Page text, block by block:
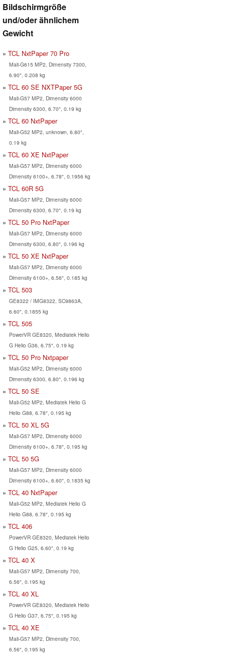
Bildschirmgröße
und/oder ähnlichem
Gewicht
TCL NxtPaper 70 Pro
Mali-G615 MP2, Dimensity 7300,
6.90", 0.208 kg
TCL 60 SE NXTPaper 5G
Mali-G57 MP2, Dimensity 6000
Dimensity 6300, 6.70", 0.19 kg
TCL 60 NxtPaper
Mali-G52 MP2, unknown, 6.80",
0.19 kg
TCL 60 XE NxtPaper
Mali-G57 MP2, Dimensity 6000
Dimensity 6100+, 6.78", 0.1956 kg
TCL 60R 5G
Mali-G57 MP2, Dimensity 6000
Dimensity 6300, 6.70", 0.19 kg
TCL 50 Pro NxtPaper
Mali-G57 MP2, Dimensity 6000
Dimensity 6300, 6.80", 0.196 kg
TCL 50 XE NxtPaper
Mali-G57 MP2, Dimensity 6000
Dimensity 6100+, 6.56", 0.185 kg
TCL 503
GE8322 / IMG8322, SC9863A,
6.60", 0.1855 kg
TCL 505
PowerVR GE8320, Mediatek Helio
G Helio G36, 6.75", 0.19 kg
TCL 50 Pro Nxtpaper
Mali-G52 MP2, Dimensity 6000
Dimensity 6300, 6.80", 0.196 kg
TCL 50 SE
Mali-G52 MP2, Mediatek Helio G
Helio G88, 6.78", 0.195 kg
TCL 50 XL 5G
Mali-G57 MP2, Dimensity 6000
Dimensity 6100+, 6.78", 0.195 kg
TCL 50 5G
Mali-G57 MP2, Dimensity 6000
Dimensity 6100+, 6.60", 0.1835 kg
TCL 40 NxtPaper
Mali-G52 MP2, Mediatek Helio G
Helio G88, 6.78", 0.195 kg
TCL 406
PowerVR GE8320, Mediatek Helio
G Helio G25, 6.60", 0.19 kg
TCL 40 X
Mali-G57 MP2, Dimensity 700,
6.56", 0.195 kg
TCL 40 XL
PowerVR GE8320, Mediatek Helio
G Helio G37, 6.75", 0.195 kg
TCL 40 XE
Mali-G57 MP2, Dimensity 700,
6.56", 0.195 kg